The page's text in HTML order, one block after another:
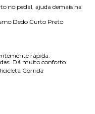
no pedal, ajuda demais na
Dedo Curto Preto
rápida.
Dá muito conforto.
Corrida